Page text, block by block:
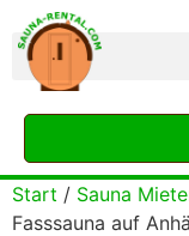
Start / Sauna
Fasssauna auf